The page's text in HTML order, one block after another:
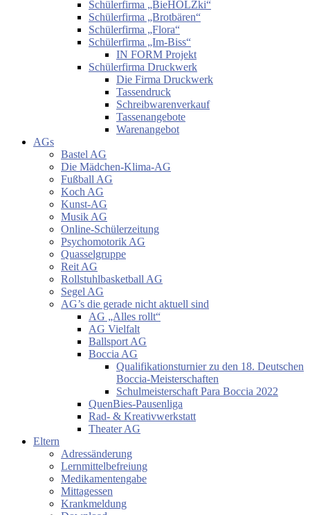
Schülerfirma „BieHOLZki“
Schülerfirma „Brotbären“
Schülerfirma „Flora“
Schülerfirma „Im-Biss“
IN FORM Projekt
Schülerfirma Druckwerk
Die Firma Druckwerk
Tassendruck
Schreibwarenverkauf
Tassenangebote
Warenangebot
AGs
Bastel AG
Die Mädchen-Klima-AG
Fußball AG
Koch AG
Kunst-AG
Musik AG
Online-Schülerzeitung
Psychomotorik AG
Quasselgruppe
Reit AG
Rollstuhlbasketball AG
Segel AG
AG’s die gerade nicht aktuell sind
AG „Alles rollt“
AG Vielfalt
Ballsport AG
Boccia AG
Qualifikationsturnier zu den 18. Deutschen
Boccia-Meisterschaften
Schulmeisterschaft Para Boccia 2022
QuenBies-Pausenliga
Rad- & Kreativwerkstatt
Theater AG
Eltern
Adressänderung
Lernmittelbefreiung
Medikamentengabe
Mittagessen
Krankmeldung